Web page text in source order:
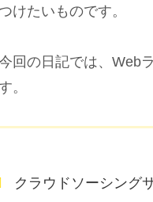
けたいものです。
回の日記では、Web
。
クラウドソーシング